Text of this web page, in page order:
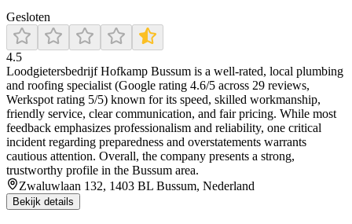
Gesloten
4.5
Loodgietersbedrijf Hofkamp Bussum is a well‑rated, local plumbing
and roofing specialist (Google rating 4.6/5 across 29 reviews,
Werkspot rating 5/5) known for its speed, skilled workmanship,
friendly service, clear communication, and fair pricing. While most
feedback emphasizes professionalism and reliability, one critical
incident regarding preparedness and overstatements warrants
cautious attention. Overall, the company presents a strong,
trustworthy profile in the Bussum area.
Zwaluwlaan 132, 1403 BL Bussum, Nederland
Bekijk details